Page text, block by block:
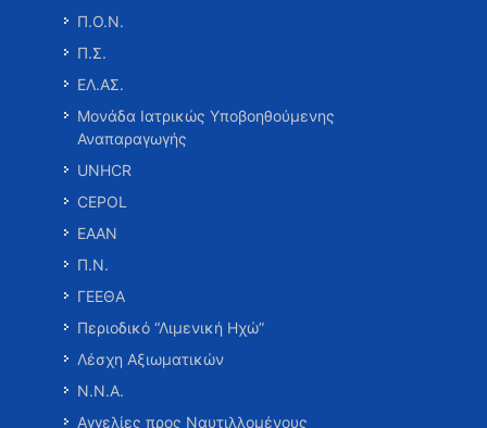
Π.Ο.Ν.
Π.Σ.
ΕΛ.ΑΣ.
Μονάδα Ιατρικώς Υποβοηθούμενης
Αναπαραγωγής
UNHCR
CEPOL
ΕΑΑΝ
Π.Ν.
ΓΕΕΘΑ
Περιοδικό “Λιμενική Ηχώ”
Λέσχη Αξιωματικών
Ν.Ν.Α.
Αγγελίες προς Ναυτιλλομένους